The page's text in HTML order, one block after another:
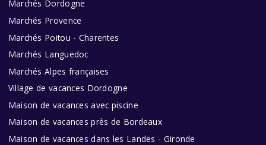
Marchés Dordogne
Marchés Provence
Marchés Poitou - Charentes
Marchés Languedoc
Marchés Alpes françaises
Village de vacances Dordogne
Maison de vacances avec piscine
Maison de vacances près de Bordeaux
Maison de vacances dans les Landes - Gironde